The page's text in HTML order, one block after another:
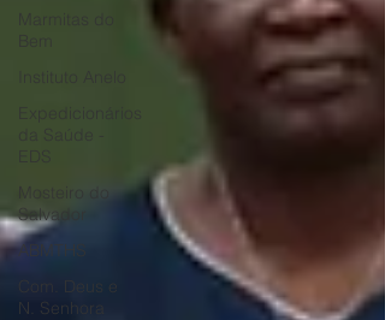
Marmitas do
Bem
Instituto Anelo
Expedicionários
Salvador
ABMTHS
N. Senhora